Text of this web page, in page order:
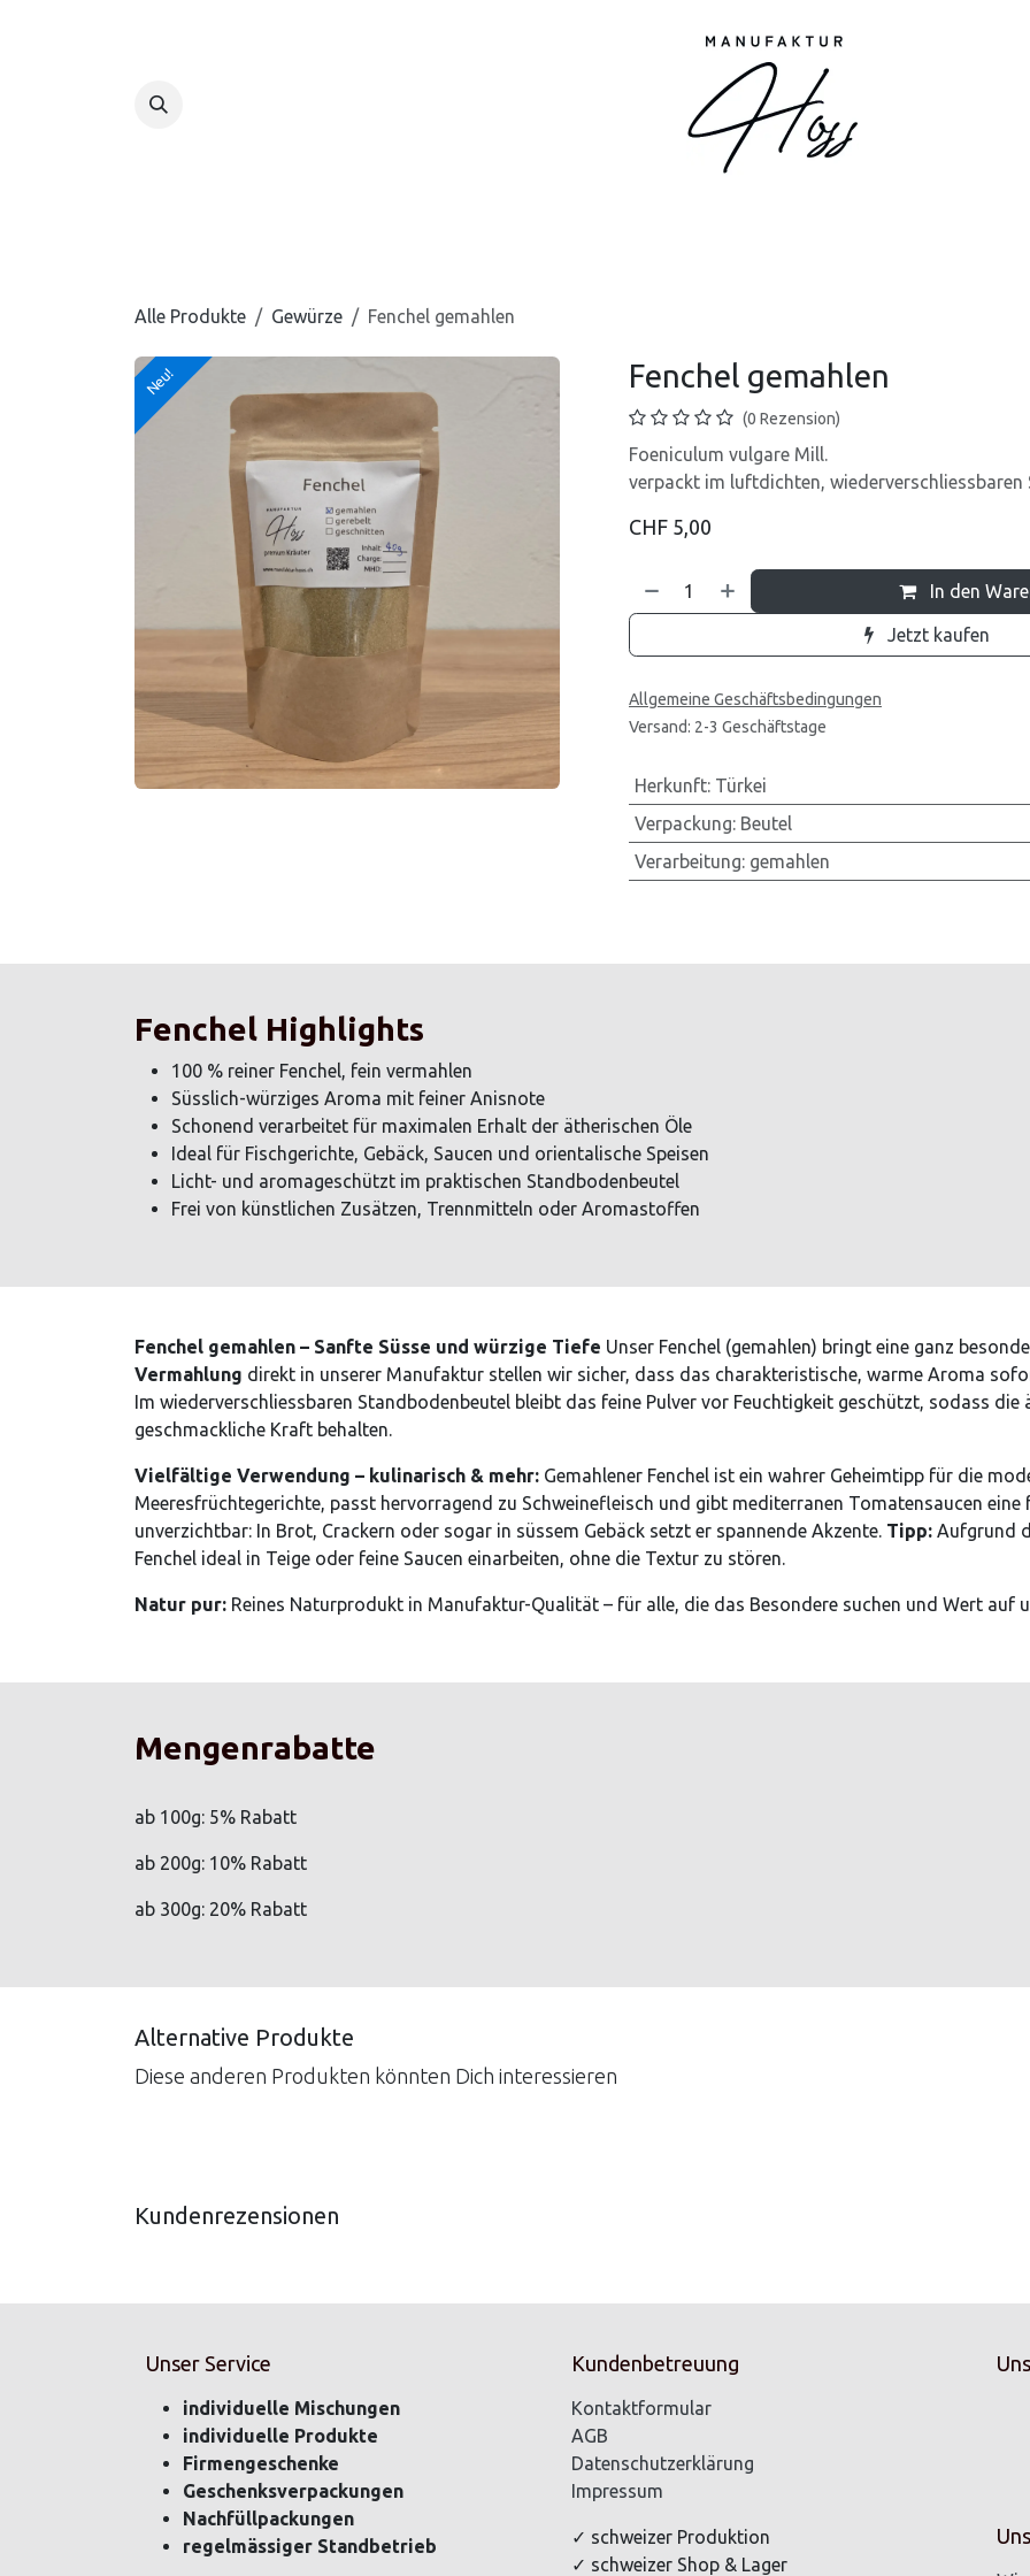
Alle Produkte Gewürze Fenchel gemahlen
Neu! Fenchel gemahlen
(0 Rezension)
Foeniculum vulgare Mill.
verpackt im luftdichten, wiederverschliessbaren
CHF 5,00
In den
Jetzt kaufen
Allgemeine Geschäftsbedingungen
Versand: 2-3 Geschäftstage
Herkunft: Türkei
Verpackung: Beutel
Verarbeitung: gemahlen
Fenchel Highlights
100 % reiner Fenchel, fein vermahlen
Süsslich-würziges Aroma mit feiner Anisnote
Schonend verarbeitet für maximalen Erhalt der ätherischen Öle
Ideal für Fischgerichte, Gebäck, Saucen und orientalische Speisen
Licht- und aromageschützt im praktischen Standbodenbeutel
Frei von künstlichen Zusätzen, Trennmitteln oder Aromastoffen
Fenchel gemahlen – Sanfte Süsse und würzige Tiefe Unser Fenchel (gemahlen) bringt eine ganz
Vermahlung direkt in unserer Manufaktur stellen wir sicher, dass das charakteristische, warme Aroma
Im wiederverschliessbaren Standbodenbeutel bleibt das feine Pulver vor Feuchtigkeit geschützt, sodass die
geschmackliche Kraft behalten.
Vielfältige Verwendung – kulinarisch & mehr: Gemahlener Fenchel ist ein wahrer Geheimtipp für die
Meeresfrüchtegerichte, passt hervorragend zu Schweinefleisch und gibt mediterranen Tomatensaucen eine
unverzichtbar: In Brot, Crackern oder sogar in süssem Gebäck setzt er spannende Akzente. Tipp: Aufgrund
Fenchel ideal in Teige oder feine Saucen einarbeiten, ohne die Textur zu stören.
Natur pur: Reines Naturprodukt in Manufaktur-Qualität – für alle, die das Besondere suchen und Wert auf
Mengenrabatte
ab 100g: 5% Rabatt
ab 200g: 10% Rabatt
ab 300g: 20% Rabatt
Alternative Produkte
Diese anderen Produkten könnten Dich interessieren
Kundenrezensionen
Unser Service
individuelle Mischungen
individuelle Produkte
Firmengeschenke
Geschenksverpackungen
Nachfüllpackungen
regelmässiger Standbetrieb
Kundenbetreuung
Kontaktformular
AGB
Datenschutzerklärung
Impressum
✓ schweizer Produktion
✓ schweizer Shop & Lager